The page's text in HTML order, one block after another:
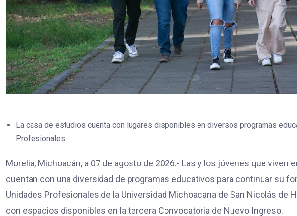
La casa de estudios cuenta con lugares disponibles en diversos programas
Profesionales.
Morelia, Michoacán, a 07 de agosto de 2026.- Las y los jóvenes que
cuentan con una diversidad de programas educativos para continuar su
Unidades Profesionales de la Universidad Michoacana de San Nicolás de
con espacios disponibles en la tercera Convocatoria de Nuevo Ingreso.